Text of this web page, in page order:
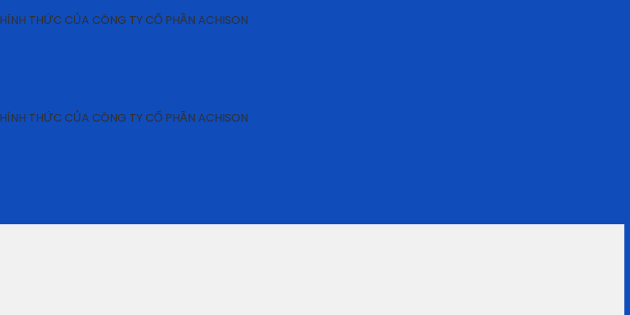
CỦA CÔNG TY CỔ PHẦN ACHISON
CỦA CÔNG TY CỔ PHẦN ACHISON